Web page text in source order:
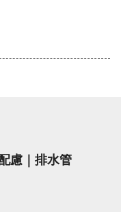
慮｜排水管